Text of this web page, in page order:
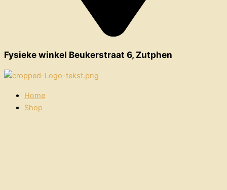
Fysieke winkel Beukerstraat 6, Zutphen
Home
Shop